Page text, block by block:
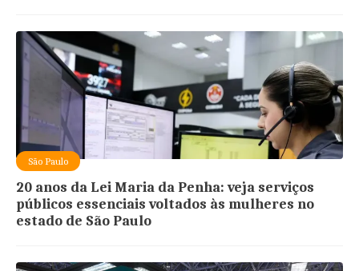
São Paulo
20 anos da Lei Maria da Penha: veja serviços
públicos essenciais voltados às mulheres no
estado de São Paulo